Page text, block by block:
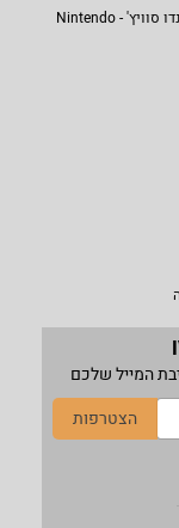
משחק לנינטנדו סוויץ' - Nintendo
המייל שלכם
הצטרפות